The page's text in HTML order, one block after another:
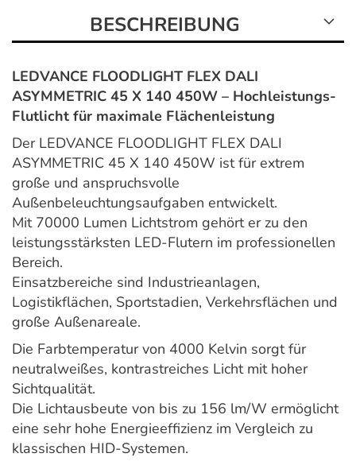
BESCHREIBUNG
LEDVANCE FLOODLIGHT FLEX DALI
ASYMMETRIC 45 X 140 450W – Hochleistungs-
Flutlicht für maximale Flächenleistung
Der LEDVANCE FLOODLIGHT FLEX DALI
ASYMMETRIC 45 X 140 450W ist für extrem
große und anspruchsvolle
Außenbeleuchtungsaufgaben entwickelt.
Mit 70000 Lumen Lichtstrom gehört er zu den
leistungsstärksten LED-Flutern im professionellen
Bereich.
Einsatzbereiche sind Industrieanlagen,
Logistikflächen, Sportstadien, Verkehrsflächen und
große Außenareale.
Die Farbtemperatur von 4000 Kelvin sorgt für
neutralweißes, kontrastreiches Licht mit hoher
Sichtqualität.
Die Lichtausbeute von bis zu 156 lm/W ermöglicht
eine sehr hohe Energieeffizienz im Vergleich zu
klassischen HID-Systemen.